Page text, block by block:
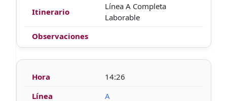
Línea A Completa
Laborable
14:26
A